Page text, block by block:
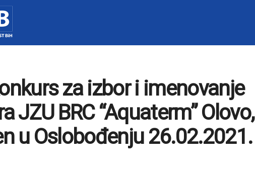
za izbor i imenovanje
JZU BRC “Aquaterm” Olovo,
u Oslobođenju 26.02.2021.